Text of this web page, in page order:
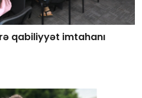
qabiliyyət imtahanı